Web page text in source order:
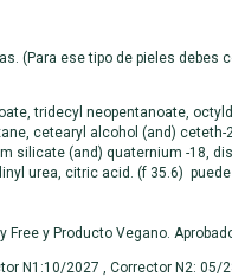
(Para ese tipo de pieles debes
tridecyl neopentanoate,
cetearyl alcohol (and)
silicate (and) quaternium -18,
urea, citric acid. (f 35.6)
Free y Producto Vegano.
N1:10/2027 , Corrector N2: 05/